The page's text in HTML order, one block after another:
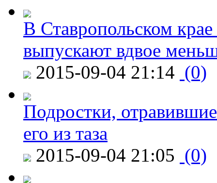
В Ставропольском
выпускают вдвое
2015-09-04 21:14 (0)
Подростки,
его из таза
2015-09-04 21:05 (0)